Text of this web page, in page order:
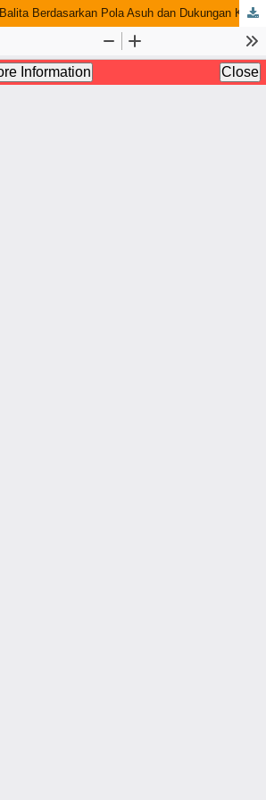
Kajian Status Gizi Balita Berdasarkan Pola Asuh dan Dukungan Keluarga